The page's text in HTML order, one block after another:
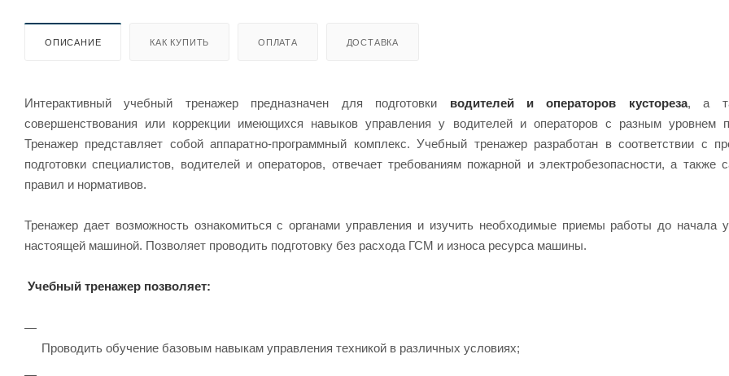
ОПИСАНИЕ КАК КУПИТЬ ОПЛАТА ДОСТАВКА
Интерактивный учебный тренажер предназначен для подготовки водителей и операторов кустореза, а
совершенствования или коррекции имеющихся навыков управления у водителей и операторов с разным уровнем
Тренажер представляет собой аппаратно-программный комплекс. Учебный тренажер разработан в соответствии с
подготовки специалистов, водителей и операторов, отвечает требованиям пожарной и электробезопасности, а также
правил и нормативов.
Тренажер дает возможность ознакомиться с органами управления и изучить необходимые приемы работы до начала
настоящей машиной. Позволяет проводить подготовку без расхода ГСМ и износа ресурса машины.
Учебный тренажер позволяет:
Проводить обучение базовым навыкам управления техникой в различных условиях;